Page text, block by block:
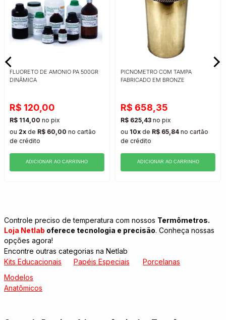
FLUORETO DE AMONIO PA 500GR
DINÂMICA
R$ 120,00
R$ 114,00 no pix
ou 2xde R$ 60,00 no cartão
de crédito
ADICIONAR AO CARRINHO
PICNOMETRO COM TAMPA
FABRICADO EM BRONZE
R$ 658,35
R$ 625,43 no pix
ou 10x de R$ 65,84 no cartão
de crédito
ADICIONAR AO CARRINHO
Controle preciso de temperatura com nossos Termômetros.
Loja Netlab oferece tecnologia e precisão. Conheça nossas
opções agora!
Encontre outras categorias na Netlab
Kits Educacionais
Papéis Especiais
Porcelanas
Modelos
Anatômicos